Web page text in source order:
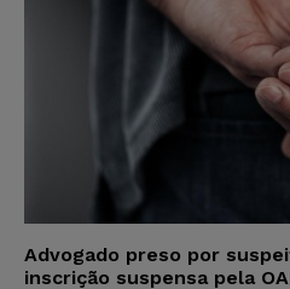
Advogado preso por
inscrição suspensa pela